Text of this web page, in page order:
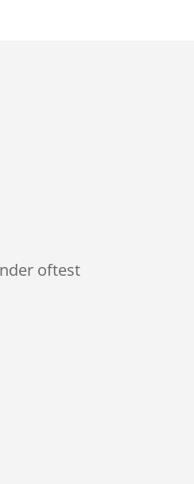
oftest